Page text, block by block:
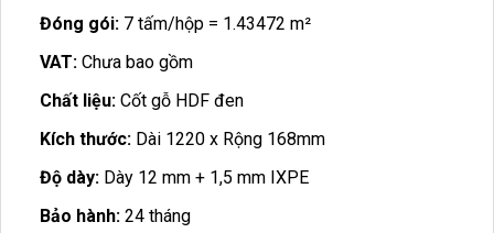
Đóng gói: 7 tấm/hộp = 1.43472 m²
VAT: Chưa bao gồm
Chất liệu: Cốt gỗ HDF đen
Kích thước: Dài 1220 x Rộng 168mm
Độ dày: Dày 12 mm + 1,5 mm IXPE
Bảo hành: 24 tháng